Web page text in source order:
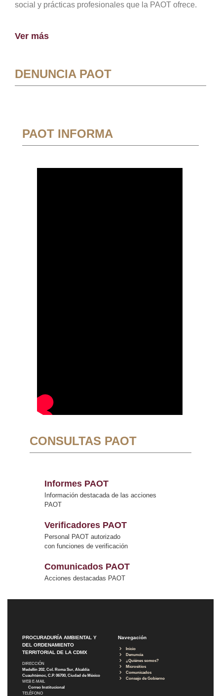
social y prácticas profesionales que la PAOT ofrece.
Ver más
DENUNCIA PAOT
PAOT INFORMA
CONSULTAS PAOT
Informes PAOT
Información destacada de las acciones
PAOT
Verificadores PAOT
Personal PAOT autorizado
con funciones de verificación
Comunicados PAOT
Acciones destacadas PAOT
PROCURADURÍA AMBIENTAL Y
DEL ORDENAMIENTO
TERRITORIAL DE LA CDMX
DIRECCIÓN
Medellín 202, Col. Roma Sur, Alcaldía
Cuauhtémoc, C.P. 06700, Ciudad de México
WEB E-MAIL
Correo Institucional
TELÉFONO
Navegación
Inicio
Denuncia
¿Quiénes somos?
Micrositios
Comunicados
Consejo de Gobierno